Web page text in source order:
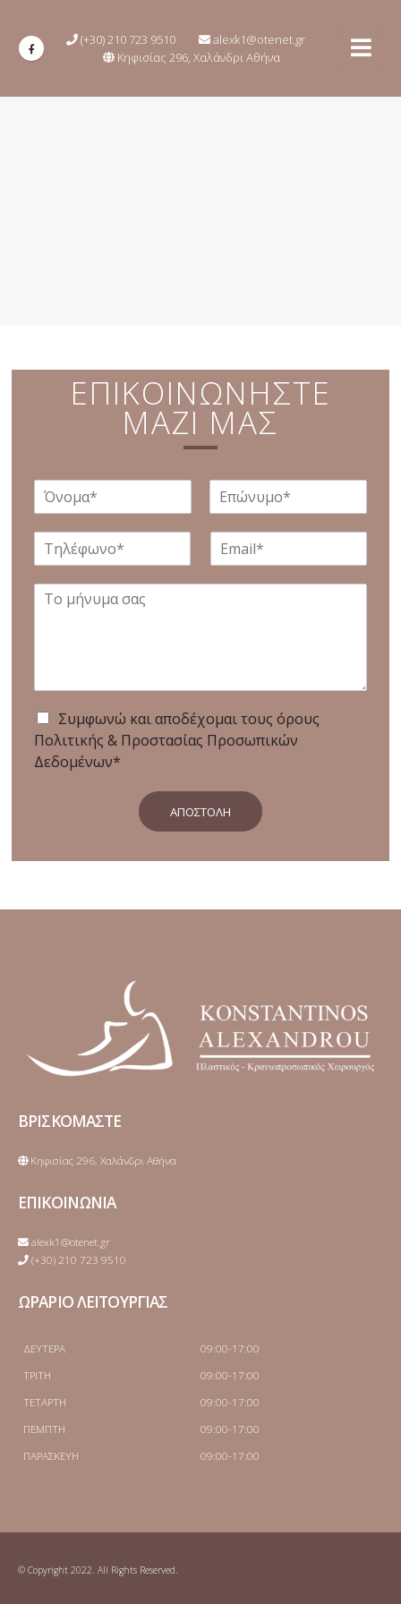
(+30) 210 723 9510
alexk1@otenet.gr
Κηφισίας 296, Χαλάνδρι Αθήνα
ΕΠΙΚΟΙΝΩΝΗΣΤΕ
ΜΑΖΙ ΜΑΣ
Συμφωνώ και αποδέχομαι τους όρους
Πολιτικής & Προστασίας Προσωπικών
Δεδομένων*
ΑΠΟΣΤΟΛΉ
ΒΡΙΣΚΟΜΑΣΤΕ
Κηφισίας 296, Χαλάνδρι Αθήνα
ΕΠΙΚΟΙΝΩΝΙΑ
alexk1@otenet.gr
(+30) 210 723 9510
ΩΡΑΡΙΟ ΛΕΙΤΟΥΡΓΙΑΣ
ΔΕΥΤΕΡΑ
09:00-17:00
ΤΡΙΤΗ
09:00-17:00
ΤΕΤΑΡΤΗ
09:00-17:00
ΠΕΜΠΤΗ
09:00-17:00
ΠΑΡΑΣΚΕΥΗ
09:00-17:00
© Copyright 2022. All Rights Reserved.